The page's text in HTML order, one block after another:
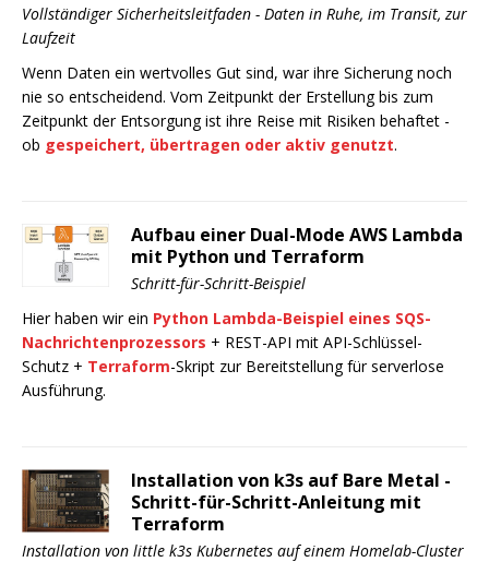
Vollständiger Sicherheitsleitfaden - Daten in Ruhe, im Transit, zur
Laufzeit
Wenn Daten ein wertvolles Gut sind, war ihre Sicherung noch
nie so entscheidend. Vom Zeitpunkt der Erstellung bis zum
Zeitpunkt der Entsorgung ist ihre Reise mit Risiken behaftet -
ob gespeichert, übertragen oder aktiv genutzt.
Aufbau einer Dual-Mode AWS Lambda
mit Python und Terraform
Schritt-für-Schritt-Beispiel
Hier haben wir ein Python Lambda-Beispiel eines SQS-
Nachrichtenprozessors + REST-API mit API-Schlüssel-
Schutz + Terraform-Skript zur Bereitstellung für serverlose
Ausführung.
Installation von k3s auf Bare Metal -
Schritt-für-Schritt-Anleitung mit
Terraform
Installation von little k3s Kubernetes auf einem Homelab-Cluster